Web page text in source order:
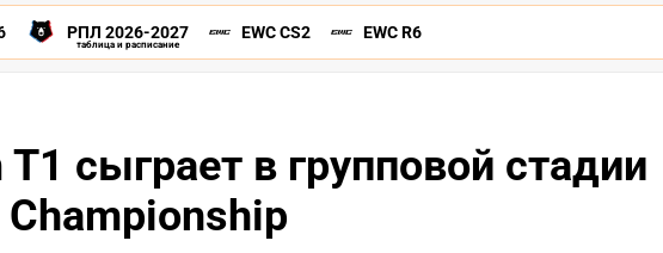
РПЛ 2026-2027
таблица и расписание
EWC CS2 EWC R6
T1 сыграет в групповой стадии